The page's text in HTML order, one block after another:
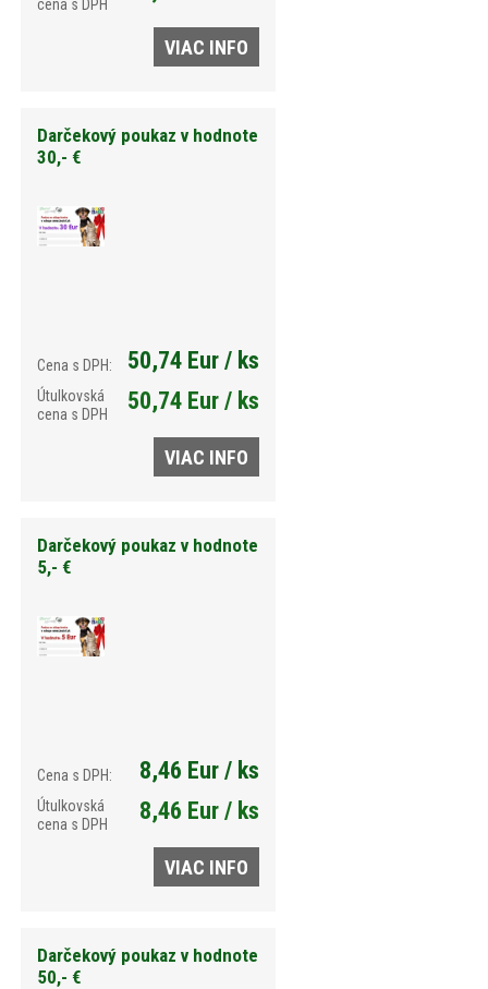
cena s DPH
VIAC INFO
Darčekový poukaz v hodnote
30,- €
Cena s DPH: 50,74 Eur / ks
Útulkovská
cena s DPH
50,74 Eur / ks
VIAC INFO
Darčekový poukaz v hodnote
5,- €
Cena s DPH: 8,46 Eur / ks
Útulkovská
cena s DPH
8,46 Eur / ks
VIAC INFO
Darčekový poukaz v hodnote
50,- €